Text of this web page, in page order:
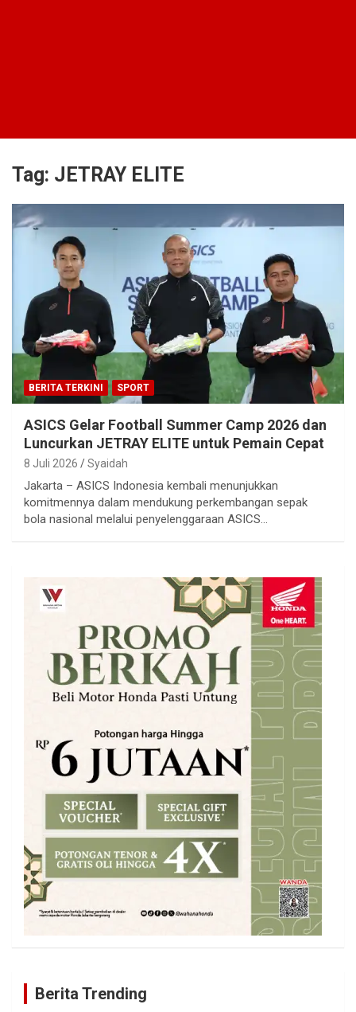
Tag: JETRAY ELITE
BERITA TERKINI SPORT
ASICS Gelar Football Summer Camp 2026 dan
Luncurkan JETRAY ELITE untuk Pemain Cepat
8 Juli 2026 Syaidah
Jakarta – ASICS Indonesia kembali menunjukkan
komitmennya dalam mendukung perkembangan sepak
bola nasional melalui penyelenggaraan ASICS…
Berita Trending